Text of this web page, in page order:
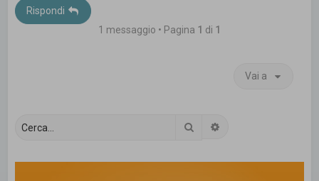
Rispondi
1 messaggio • Pagina 1 di 1
Vai a
Cerca